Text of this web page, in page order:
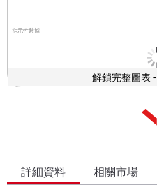
指示性數據
解鎖完整圖表 -
詳細資料 相關市場